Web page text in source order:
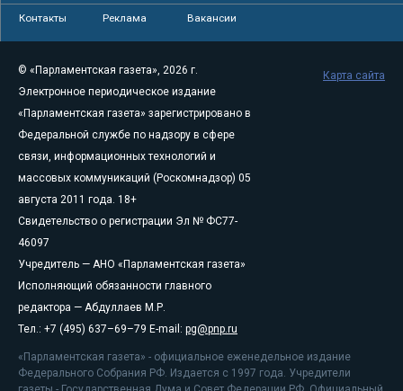
Контакты Реклама Вакансии
© «Парламентская газета», 2026 г.
Электронное периодическое издание
«Парламентская газета» зарегистрировано в
Федеральной службе по надзору в сфере
связи, информационных технологий и
массовых коммуникаций (Роскомнадзор) 05
августа 2011 года. 18+
Свидетельство о регистрации Эл № ФС77-
46097
Учредитель — АНО «Парламентская газета»
Исполняющий обязанности главного
редактора — Абдуллаев М.Р.
Тел.: +7 (495) 637–69–79 E-mail: pg@pnp.ru
«Парламентская газета» - официальное еженедельное издание
Федерального Собрания РФ. Издается с 1997 года. Учредители
Карта сайта